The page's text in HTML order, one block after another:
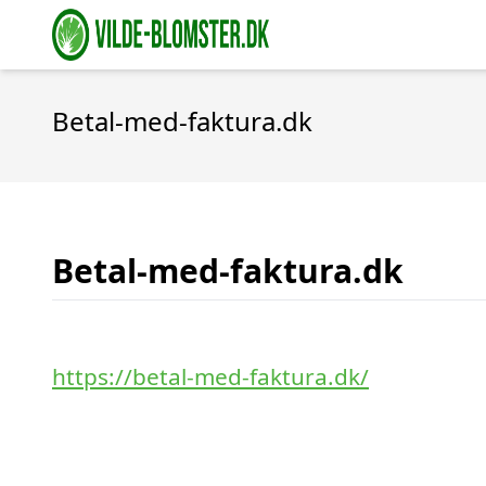
Betal-med-faktura.dk
Betal-med-faktura.dk
https://betal-med-faktura.dk/